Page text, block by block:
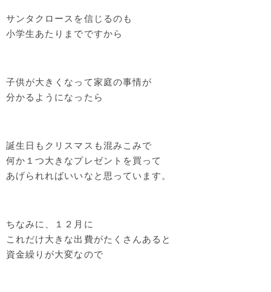
サンタクロースを信じるのも
小学生あたりまでですから
子供が大きくなって家庭の事情が
分かるようになったら
誕生日もクリスマスも混みこみで
何か１つ大きなプレゼントを買って
あげられればいいなと思っています。
ちなみに、１２月に
これだけ大きな出費がたくさんあると
資金繰りが大変なので